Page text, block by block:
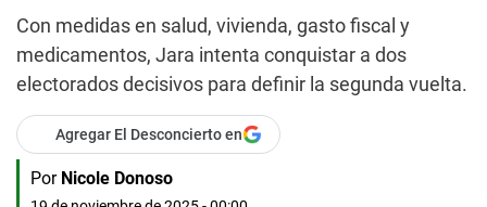
Con medidas en salud, vivienda, gasto fiscal y
medicamentos, Jara intenta conquistar a dos
electorados decisivos para definir la segunda vuelta.
Agregar El Desconcierto en
Por Nicole Donoso